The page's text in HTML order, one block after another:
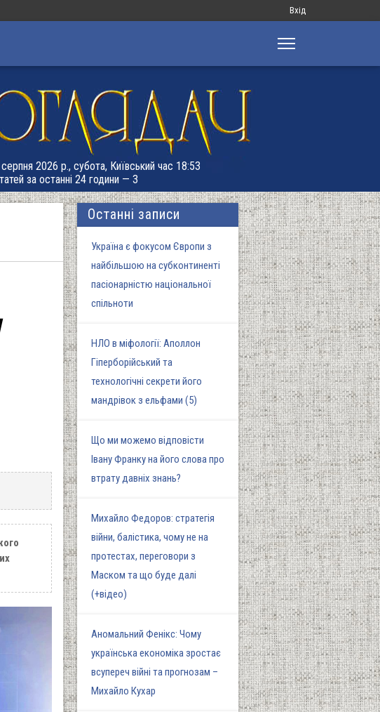
Меню
запису
Вхід
2026 р., субота, Київський час 18:53
за останні 24 години — 3
Останні записи
Україна є фокусом Європи з
найбільшою на субконтиненті
пасіонарністю національної
спільноти
НЛО в міфології: Аполлон
Гіперборійський та
технологічні секрети його
мандрівок з ельфами (5)
Що ми можемо відповісти
Івану Франку на його слова про
втрату давніх знань?
Михайло Федоров: стратегія
війни, балістика, чому не на
протестах, переговори з
Маском та що буде далі
(+відео)
Аномальний Фенікс: Чому
українська економіка зростає
всупереч війні та прогнозам –
Михайло Кухар